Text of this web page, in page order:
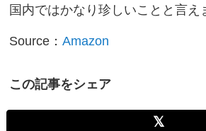
国内ではかなり珍しいことと言え
Source：Amazon
この記事をシェア
𝕏